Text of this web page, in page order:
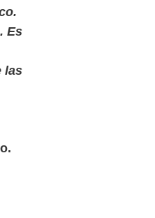
Es
las